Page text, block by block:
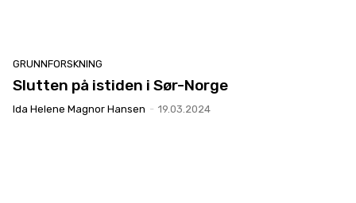
GRUNNFORSKNING
Slutten på istiden i Sør-Norge
Ida Helene Magnor Hansen - 19.03.2024